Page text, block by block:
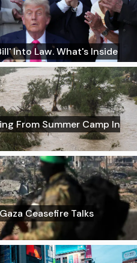
Into Law. What's Inside
From Summer Camp In
Ceasefire Talks